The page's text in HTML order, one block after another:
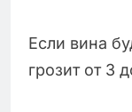
Если вина
грозит от 3